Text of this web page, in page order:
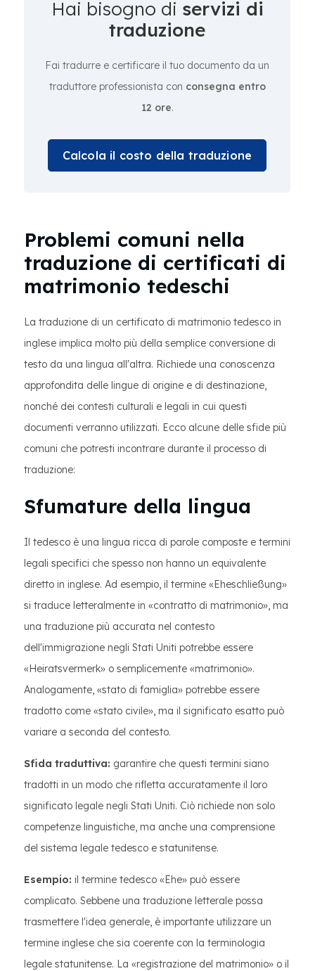
Hai bisogno di servizi di
traduzione
Fai tradurre e certificare il tuo documento da un
traduttore professionista con consegna entro
12 ore.
Calcola il costo della traduzione
Problemi comuni nella
traduzione di certificati di
matrimonio tedeschi
La traduzione di un certificato di matrimonio tedesco in
inglese implica molto più della semplice conversione di
testo da una lingua all'altra. Richiede una conoscenza
approfondita delle lingue di origine e di destinazione,
nonché dei contesti culturali e legali in cui questi
documenti verranno utilizzati. Ecco alcune delle sfide più
comuni che potresti incontrare durante il processo di
traduzione:
Sfumature della lingua
Il tedesco è una lingua ricca di parole composte e termini
legali specifici che spesso non hanno un equivalente
diretto in inglese. Ad esempio, il termine «Eheschließung»
si traduce letteralmente in «contratto di matrimonio», ma
una traduzione più accurata nel contesto
dell'immigrazione negli Stati Uniti potrebbe essere
«Heiratsvermerk» o semplicemente «matrimonio».
Analogamente, «stato di famiglia» potrebbe essere
tradotto come «stato civile», ma il significato esatto può
variare a seconda del contesto.
Sfida traduttiva: garantire che questi termini siano
tradotti in un modo che rifletta accuratamente il loro
significato legale negli Stati Uniti. Ciò richiede non solo
competenze linguistiche, ma anche una comprensione
del sistema legale tedesco e statunitense.
Esempio: il termine tedesco «Ehe» può essere
complicato. Sebbene una traduzione letterale possa
trasmettere l'idea generale, è importante utilizzare un
termine inglese che sia coerente con la terminologia
legale statunitense. La «registrazione del matrimonio» o il